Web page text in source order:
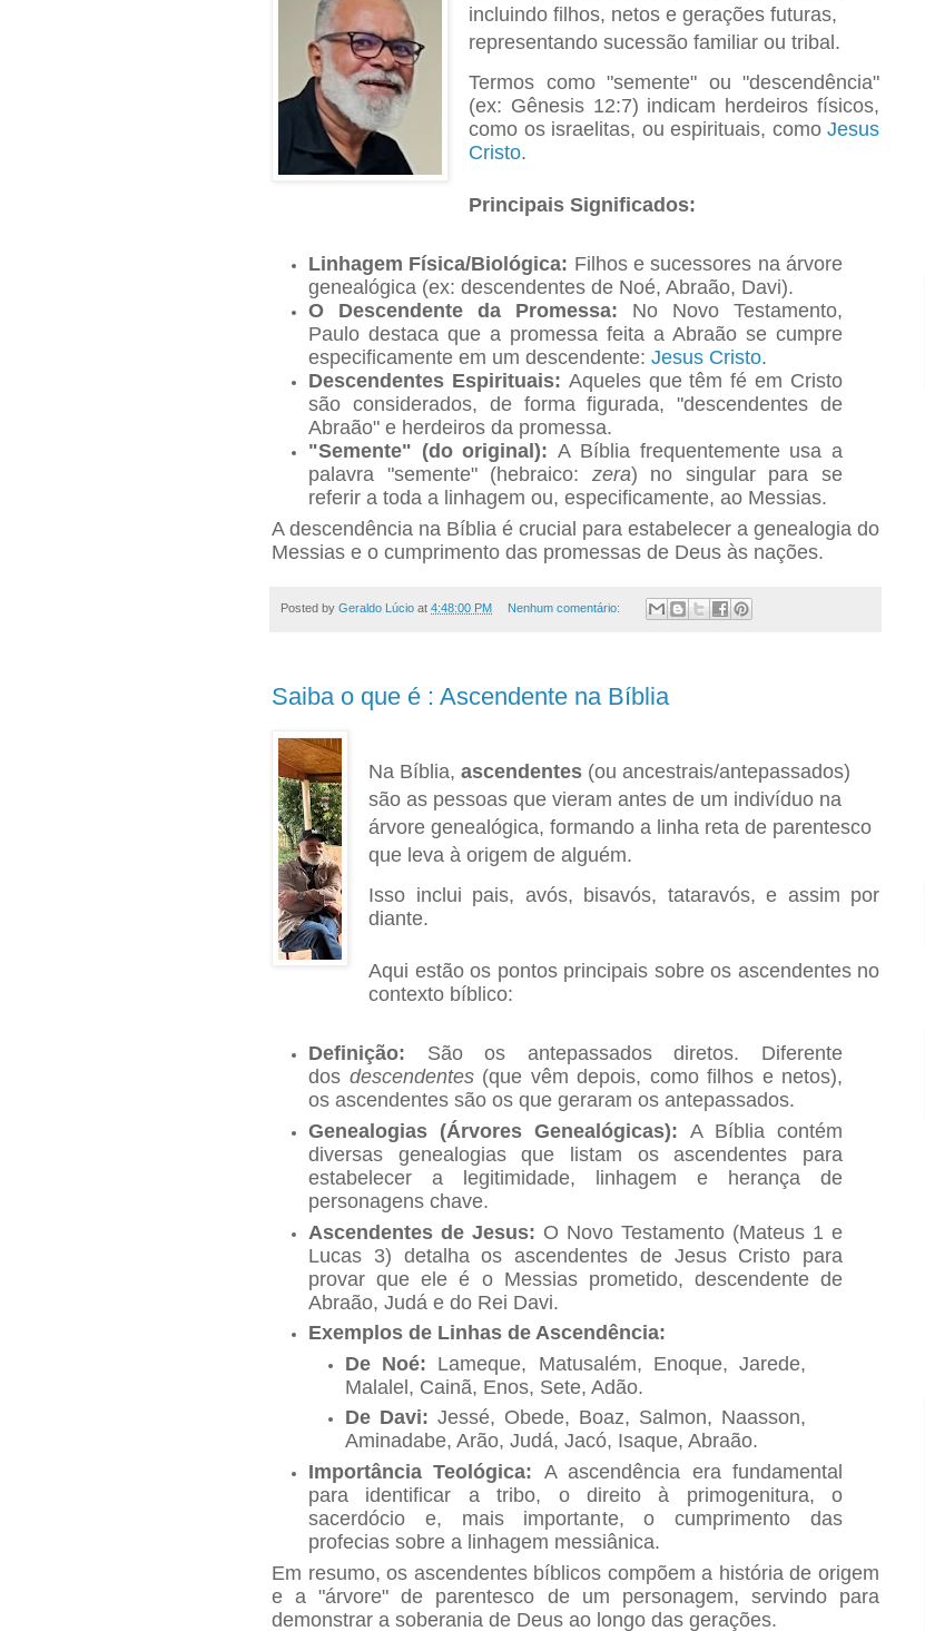
incluindo filhos, netos e gerações futuras,
representando sucessão familiar ou tribal.
Termos como "semente" ou "descendência"
(ex: Gênesis 12:7) indicam herdeiros físicos,
como os israelitas, ou espirituais, como Jesus
Cristo.
Principais Significados:
Linhagem Física/Biológica: Filhos e sucessores na árvore
genealógica (ex: descendentes de Noé, Abraão, Davi).
O Descendente da Promessa: No Novo Testamento,
Paulo destaca que a promessa feita a Abraão se cumpre
especificamente em um descendente: Jesus Cristo.
Descendentes Espirituais: Aqueles que têm fé em Cristo
são considerados, de forma figurada, "descendentes de
Abraão" e herdeiros da promessa.
"Semente" (do original): A Bíblia frequentemente usa a
palavra "semente" (hebraico: zera) no singular para se
referir a toda a linhagem ou, especificamente, ao Messias.
A descendência na Bíblia é crucial para estabelecer a genealogia do
Messias e o cumprimento das promessas de Deus às nações.
Posted by Geraldo Lúcio at 4:48:00 PM Nenhum comentário:
Saiba o que é : Ascendente na Bíblia
Na Bíblia, ascendentes (ou ancestrais/antepassados)
são as pessoas que vieram antes de um indivíduo na
árvore genealógica, formando a linha reta de parentesco
que leva à origem de alguém.
Isso inclui pais, avós, bisavós, tataravós, e assim por
diante.
Aqui estão os pontos principais sobre os ascendentes no
contexto bíblico:
Definição: São os antepassados diretos. Diferente
dos descendentes(que vêm depois, como filhos e netos),
os ascendentes são os que geraram os antepassados.
Genealogias (Árvores Genealógicas): A Bíblia contém
diversas genealogias que listam os ascendentes para
estabelecer a legitimidade, linhagem e herança de
personagens chave.
Ascendentes de Jesus: O Novo Testamento (Mateus 1 e
Lucas 3) detalha os ascendentes de Jesus Cristo para
provar que ele é o Messias prometido, descendente de
Abraão, Judá e do Rei Davi.
Exemplos de Linhas de Ascendência:
De Noé: Lameque, Matusalém, Enoque, Jarede,
Malalel, Cainã, Enos, Sete, Adão.
De Davi: Jessé, Obede, Boaz, Salmon, Naasson,
Aminadabe, Arão, Judá, Jacó, Isaque, Abraão.
Importância Teológica: A ascendência era fundamental
para identificar a tribo, o direito à primogenitura, o
sacerdócio e, mais importante, o cumprimento das
profecias sobre a linhagem messiânica.
Em resumo, os ascendentes bíblicos compõem a história de origem
e a "árvore" de parentesco de um personagem, servindo para
demonstrar a soberania de Deus ao longo das gerações.